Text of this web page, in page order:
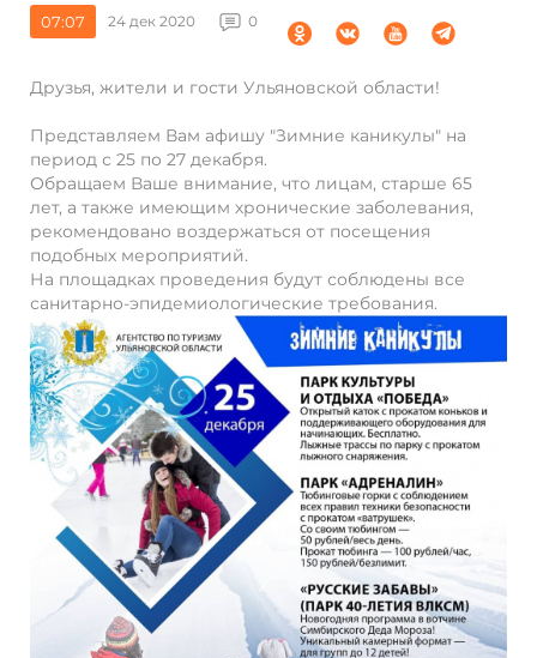
07:07 24 дек 2020 0
Друзья, жители и гости Ульяновской области!
Представляем Вам афишу "Зимние каникулы" на
период с 25 по 27 декабря.
Обращаем Ваше внимание, что лицам, старше 65
лет, а также имеющим хронические заболевания,
рекомендовано воздержаться от посещения
подобных мероприятий.
На площадках проведения будут соблюдены все
санитарно-эпидемиологические требования.